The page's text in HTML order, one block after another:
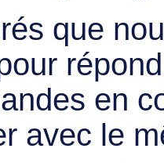
que
en
avec le